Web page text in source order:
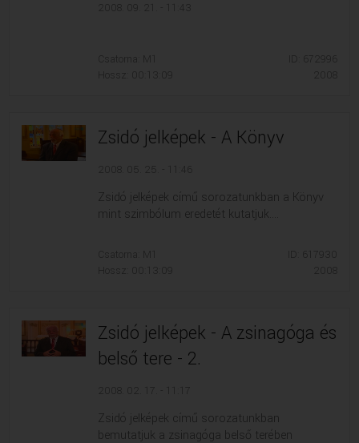
2008. 09. 21. - 11:43
Csatorna: M1
Hossz: 00:13:09
ID: 672996
Zsidó jelképek - A Könyv
2008. 05. 25. - 11:46
Zsidó jelképek című sorozatunkban a Könyv
mint szimbólum eredetét kutatjuk....
Csatorna: M1
Hossz: 00:13:09
ID: 617930
Zsidó jelképek - A zsinagóga és
belső tere - 2.
2008. 02. 17. - 11:17
Zsidó jelképek című sorozatunkban
bemutatjuk a zsinagóga belső terében